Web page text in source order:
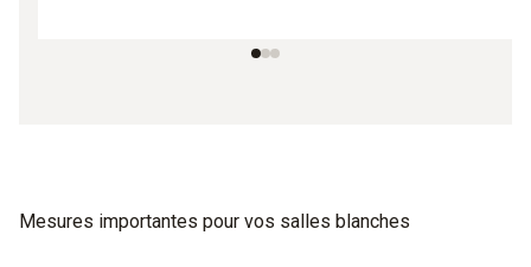
Mesures importantes pour vos salles blanches